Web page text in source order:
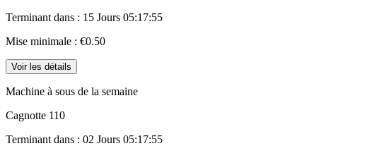
Terminant dans : 15 Jours 05:17:55
Mise minimale : €0.50
Voir les détails
Machine à sous de la semaine
Cagnotte 110
Terminant dans : 02 Jours 05:17:55